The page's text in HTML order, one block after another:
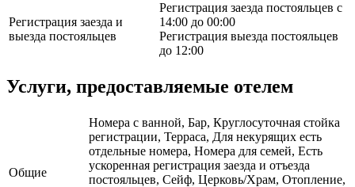
Регистрация заезда и
выезда постояльцев
Регистрация заезда постояльцев с
14:00 до 00:00
Регистрация выезда постояльцев
до 12:00
Услуги, предоставляемые отелем
Общие
Номера с ванной, Бар, Круглосуточная стойка
регистрации, Терраса, Для некурящих есть
отдельные номера, Номера для семей, Есть
ускоренная регистрация заезда и отъезда
постояльцев, Сейф, Церковь/Храм, Отопление,